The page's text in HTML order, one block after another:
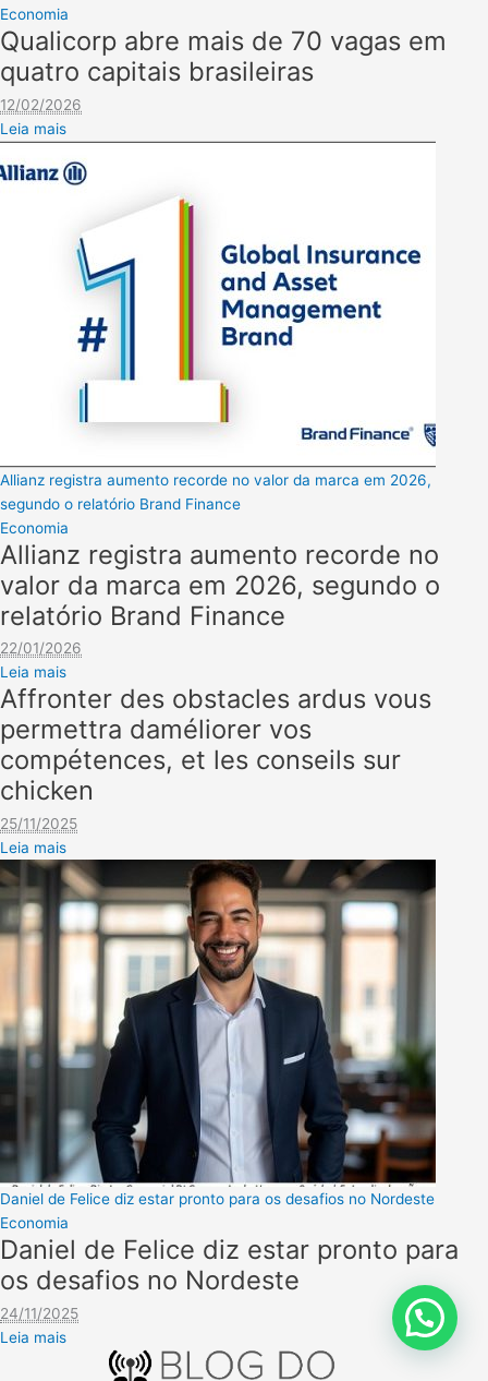
Economia
Qualicorp abre mais de 70 vagas em
quatro capitais brasileiras
12/02/2026
Leia mais
Allianz registra aumento recorde no valor da marca em 2026,
segundo o relatório Brand Finance
Economia
Allianz registra aumento recorde no
valor da marca em 2026, segundo o
relatório Brand Finance
22/01/2026
Leia mais
Affronter des obstacles ardus vous
permettra daméliorer vos
compétences, et les conseils sur
chicken
25/11/2025
Leia mais
Daniel de Felice diz estar pronto para os desafios no Nordeste
Economia
Daniel de Felice diz estar pronto para
os desafios no Nordeste
24/11/2025
Leia mais